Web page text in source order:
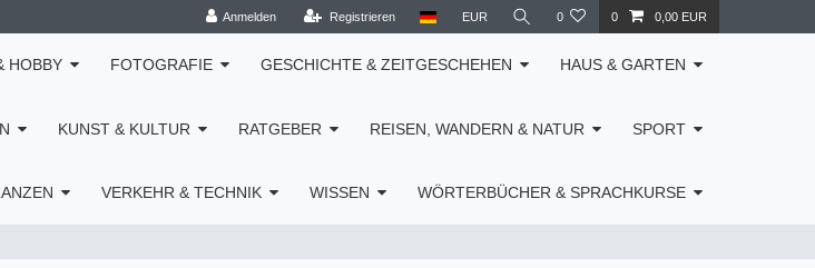
Anmelden Registrieren EUR 0 0 0,00 EUR
HOBBY FOTOGRAFIE GESCHICHTE & ZEITGESCHEHEN HAUS & GARTEN
KUNST & KULTUR RATGEBER REISEN, WANDERN & NATUR SPORT
VERKEHR & TECHNIK WISSEN WÖRTERBÜCHER & SPRACHKURSE